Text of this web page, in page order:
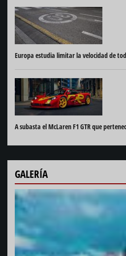
Europa estudia limitar la velocidad de
A subasta el McLaren F1 GTR que
GALERÍA